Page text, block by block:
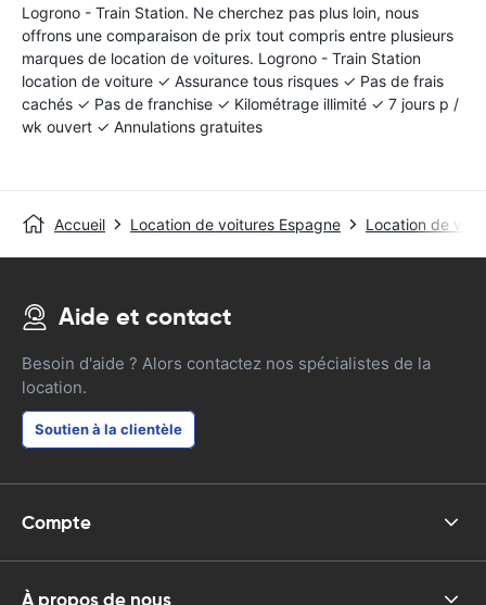
Logrono - Train Station. Ne cherchez pas plus loin, nous
offrons une comparaison de prix tout compris entre plusieurs
marques de location de voitures. Logrono - Train Station
location de voiture ✓ Assurance tous risques ✓ Pas de frais
cachés ✓ Pas de franchise ✓ Kilométrage illimité ✓ 7 jours p /
wk ouvert ✓ Annulations gratuites
Accueil Location de voitures Espagne Location de
Aide et contact
Besoin d'aide ? Alors contactez nos spécialistes de la
location.
Soutien à la clientèle
Compte
À propos de nous